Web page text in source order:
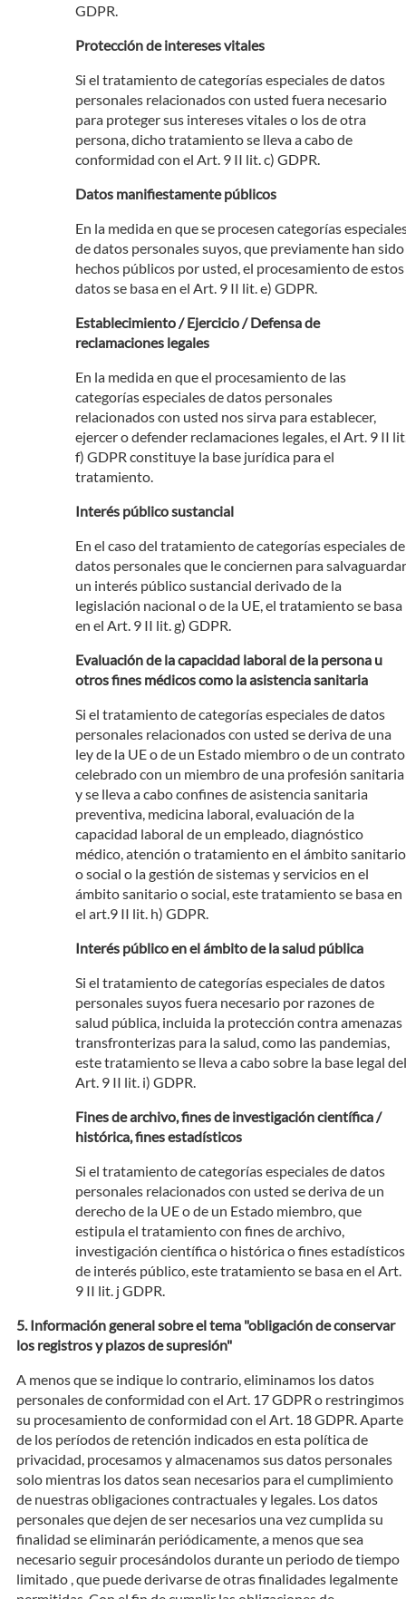
GDPR.
Protección de intereses vitales
Si el tratamiento de categorías especiales de datos
personales relacionados con usted fuera necesario
para proteger sus intereses vitales o los de otra
persona, dicho tratamiento se lleva a cabo de
conformidad con el Art. 9 II lit. c) GDPR.
Datos manifiestamente públicos
En la medida en que se procesen categorías
de datos personales suyos, que previamente han sido
hechos públicos por usted, el procesamiento de estos
datos se basa en el Art. 9 II lit. e) GDPR.
Establecimiento / Ejercicio / Defensa de
reclamaciones legales
En la medida en que el procesamiento de las
categorías especiales de datos personales
relacionados con usted nos sirva para establecer,
ejercer o defender reclamaciones legales, el Art. 9 II
f) GDPR constituye la base jurídica para el
tratamiento.
Interés público sustancial
En el caso del tratamiento de categorías especiales de
datos personales que le conciernen para salvaguardar
un interés público sustancial derivado de la
legislación nacional o de la UE, el tratamiento se basa
en el Art. 9 II lit. g) GDPR.
Evaluación de la capacidad laboral de la persona u
otros fines médicos como la asistencia sanitaria
Si el tratamiento de categorías especiales de datos
personales relacionados con usted se deriva de una
ley de la UE o de un Estado miembro o de un contrato
celebrado con un miembro de una profesión sanitaria
y se lleva a cabo confines de asistencia sanitaria
preventiva, medicina laboral, evaluación de la
capacidad laboral de un empleado, diagnóstico
médico, atención o tratamiento en el ámbito sanitario
o social o la gestión de sistemas y servicios en el
ámbito sanitario o social, este tratamiento se basa en
el art.9 II lit. h) GDPR.
Interés público en el ámbito de la salud pública
Si el tratamiento de categorías especiales de datos
personales suyos fuera necesario por razones de
salud pública, incluida la protección contra amenazas
transfronterizas para la salud, como las pandemias,
este tratamiento se lleva a cabo sobre la base legal del
Art. 9 II lit. i) GDPR.
Fines de archivo, fines de investigación científica /
histórica, fines estadísticos
Si el tratamiento de categorías especiales de datos
personales relacionados con usted se deriva de un
derecho de la UE o de un Estado miembro, que
estipula el tratamiento con fines de archivo,
investigación científica o histórica o fines estadísticos
de interés público, este tratamiento se basa en el Art.
9 II lit. j GDPR.
Información general sobre el tema "obligación de conservar
los registros y plazos de supresión"
A menos que se indique lo contrario, eliminamos los datos
personales de conformidad con el Art. 17 GDPR o restringimos
su procesamiento de conformidad con el Art. 18 GDPR. Aparte
de los períodos de retención indicados en esta política de
privacidad, procesamos y almacenamos sus datos personales
solo mientras los datos sean necesarios para el cumplimiento
de nuestras obligaciones contractuales y legales. Los datos
personales que dejen de ser necesarios una vez cumplida su
finalidad se eliminarán periódicamente, a menos que sea
necesario seguir procesándolos durante un periodo de tiempo
limitado , que puede derivarse de otras finalidades legalmente